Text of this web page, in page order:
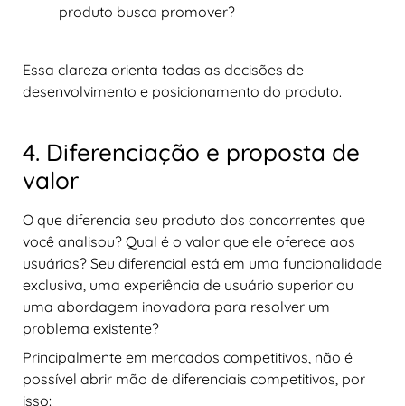
produto busca promover?
Essa clareza orienta todas as decisões de
desenvolvimento e posicionamento do produto.
4. Diferenciação e proposta de
valor
O que diferencia seu produto dos concorrentes que
você analisou? Qual é o valor que ele oferece aos
usuários? Seu diferencial está em uma funcionalidade
exclusiva, uma experiência de usuário superior ou
uma abordagem inovadora para resolver um
problema existente?
Principalmente em mercados competitivos, não é
possível abrir mão de diferenciais competitivos, por
isso: